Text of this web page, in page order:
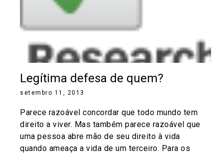
Legítima defesa de quem?
setembro 11, 2013
Parece razoável concordar que todo mundo tem
direito a viver. Mas também parece razoável que
uma pessoa abre mão de seu direito à vida
quando ameaça a vida de um terceiro. Para os